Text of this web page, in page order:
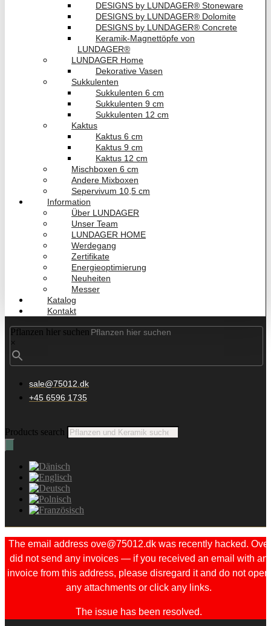
DESIGNS by LUNDAGER® Stoneware
DESIGNS by LUNDAGER® Dolomite
DESIGNS by LUNDAGER® Concrete
Keramik-Magnettöpfe von
LUNDAGER®
LUNDAGER Home
Dekorative Vasen
Sukkulenten
Sukkulenten 6 cm
Sukkulenten 9 cm
Sukkulenten 12 cm
Kaktus
Kaktus 6 cm
Kaktus 9 cm
Kaktus 12 cm
Mischboxen 6 cm
Andere Mixboxen
Sepervivum 10,5 cm
Information
Über LUNDAGER
Unser Team
LUNDAGER HOME
Werdegang
Zertifikate
Energieoptimierung
Neuheiten
Messer
Katalog
Kontakt
Pflanzen hier suchen
×
sale@75012.dk
+45 6596 1735
Products search
The email address ove@75012.dk was recently hacked. Ove
did not send any invoices — if you received an email with an
invoice from this address, please disregard it and do not open
any attachments or click any links.
The issue has been resolved.